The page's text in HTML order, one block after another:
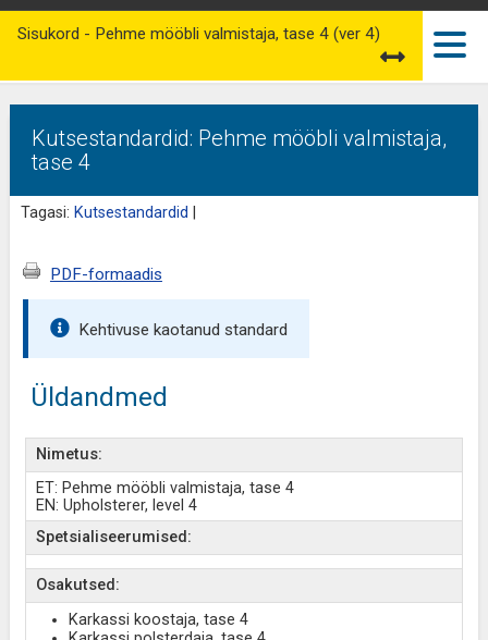
Kutsestandardid: Pehme mööbli valmistaja,
tase 4
Tagasi: Kutsestandardid
Sisukord - Pehme mööbli valmistaja, tase 4 (ver 4)
PDF-formaadis
Kehtivuse kaotanud standard
Üldandmed
Nimetus:
ET: Pehme mööbli valmistaja, tase 4
EN: Upholsterer, level 4
Spetsialiseerumised:
Osakutsed:
Karkassi koostaja, tase 4